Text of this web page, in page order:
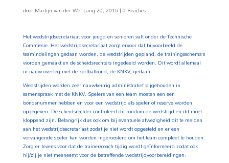
door Martijn van der Wel | aug 20, 2015 | 0 Reacties
Het wedstrijdsecretariaat voor jeugd en senioren valt onder de Technische
Commissie. Het wedstrijdsecretariaat zorgt ervoor dat bijvoorbeeld de
teamindelingen gedaan worden, de wedstrijden gepland, de trainingsschema’s
worden gemaakt en de scheidsrechters ingedeeld worden. Dit wordt allemaal
in nauw overleg met de korfbalbond, de KNKV, gedaan.
Wedstrijden worden zeer nauwkeurig administratief bijgehouden in
samenspraak met de KNKV. Spelers van een team moeten een een
bondsnummer hebben en voor een wedstrijd als speler of reserve worden
opgegeven. De scheidsrechter controleert dit rondom de wedstrijd en dit moet
kloppend zijn. Belangrijk dus ook om bij eventuele afwezigheid dit te melden
aan het wedstrijdsecretariaat zodat je niet wordt opgesteld en er een
vervangende speler kan worden ingeroosterd om het team compleet te houden.
Zorg er tevens voor dat de trainer/coach tijdig wordt geïnformeerd zodat ook
hij/zij je niet meeneemt voor de betreffende wedstrijdvoorbereidingen.